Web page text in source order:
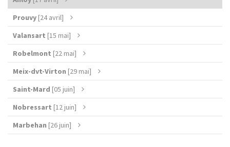
Prouvy [24 avril]
Valansart [15 mai]
Robelmont [22 mai]
Meix-dvt-Virton [29 mai]
Saint-Mard [05 juin]
Nobressart [12 juin]
Marbehan [26 juin]